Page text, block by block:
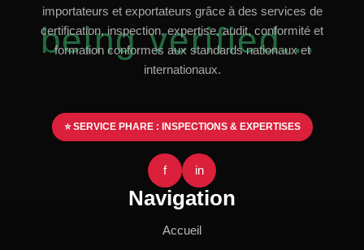
being verified...
importateurs et exportateurs grâce à des services de
certification, inspection, expertise, audit, conformité et
formation conformes aux standards nationaux et
internationaux.
⭐ SERVICE PHARE : INSPECTIONS & EXPERTISES
f in
Navigation
Accueil